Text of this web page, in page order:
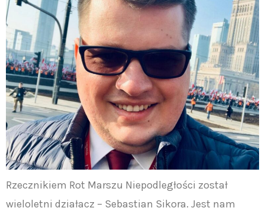
Rzecznikiem Rot Marszu Niepodległości został
wieloletni działacz – Sebastian Sikora. Jest nam